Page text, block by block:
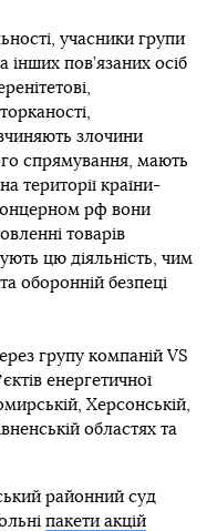
учасники групи
інших пов’язаних осіб
злочини
спрямування, мають
території країни-
рф вони
товарів
цю діяльність, чим
оборонній безпеці
групу компаній VS
енергетичної
Херсонській,
областях та
районний суд
пакети акцій